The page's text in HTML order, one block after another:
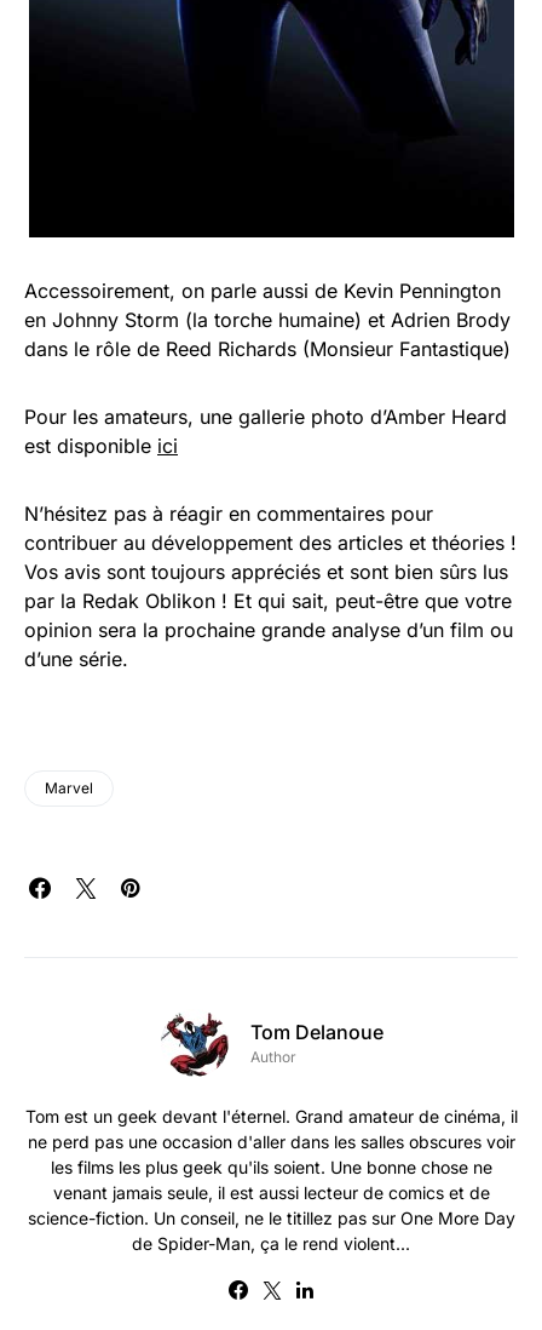
Accessoirement, on parle aussi de Kevin Pennington
en Johnny Storm (la torche humaine) et Adrien Brody
dans le rôle de Reed Richards (Monsieur Fantastique)
Pour les amateurs, une gallerie photo d’Amber Heard
est disponible ici
N’hésitez pas à réagir en commentaires pour
contribuer au développement des articles et théories !
Vos avis sont toujours appréciés et sont bien sûrs lus
par la Redak Oblikon ! Et qui sait, peut-être que votre
opinion sera la prochaine grande analyse d’un film ou
d’une série.
Marvel
Tom Delanoue
Author
Tom est un geek devant l'éternel. Grand amateur de cinéma, il
ne perd pas une occasion d'aller dans les salles obscures voir
les films les plus geek qu'ils soient. Une bonne chose ne
venant jamais seule, il est aussi lecteur de comics et de
science-fiction. Un conseil, ne le titillez pas sur One More Day
de Spider-Man, ça le rend violent...